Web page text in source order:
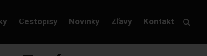
Cestopisy Novinky Zľavy Kontakt